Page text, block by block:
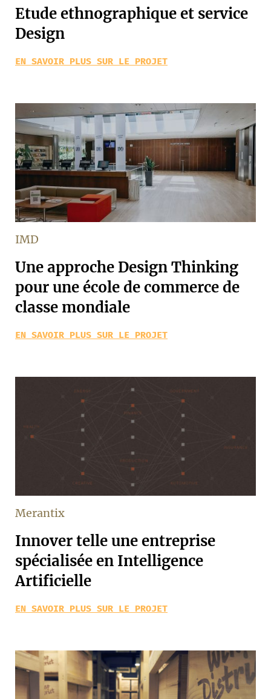
Etude ethnographique et service
Design
EN SAVOIR PLUS SUR LE PROJET
IMD
Une approche Design Thinking
pour une école de commerce de
classe mondiale
EN SAVOIR PLUS SUR LE PROJET
Merantix
Innover telle une entreprise
spécialisée en Intelligence
Artificielle
EN SAVOIR PLUS SUR LE PROJET